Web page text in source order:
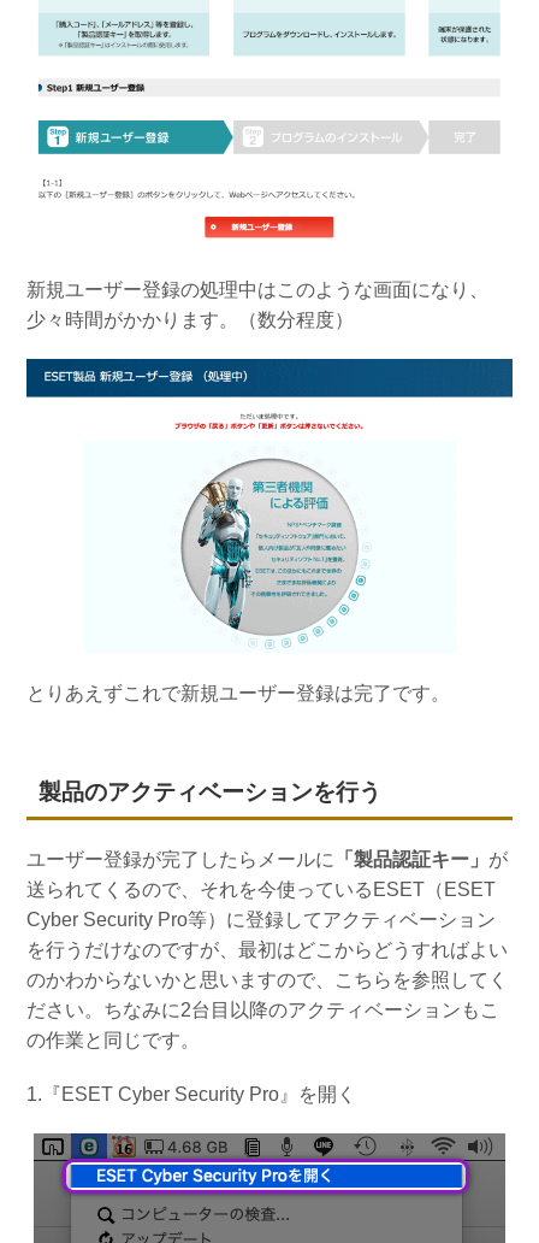
新規ユーザー登録の処理中はこのような画面になり、
少々時間がかかります。（数分程度）
とりあえずこれで新規ユーザー登録は完了です。
製品のアクティベーションを行う
ユーザー登録が完了したらメールに 「製品認証キー」 が
送られてくるので、それを今使っているESET（ESET
Cyber Security Pro等）に登録してアクティベーション
を行うだけなのですが、最初はどこからどうすればよい
のかわからないかと思いますので、こちらを参照してく
ださい。ちなみに2台目以降のアクティベーションもこ
の作業と同じです。
1.『ESET Cyber Security Pro』を開く